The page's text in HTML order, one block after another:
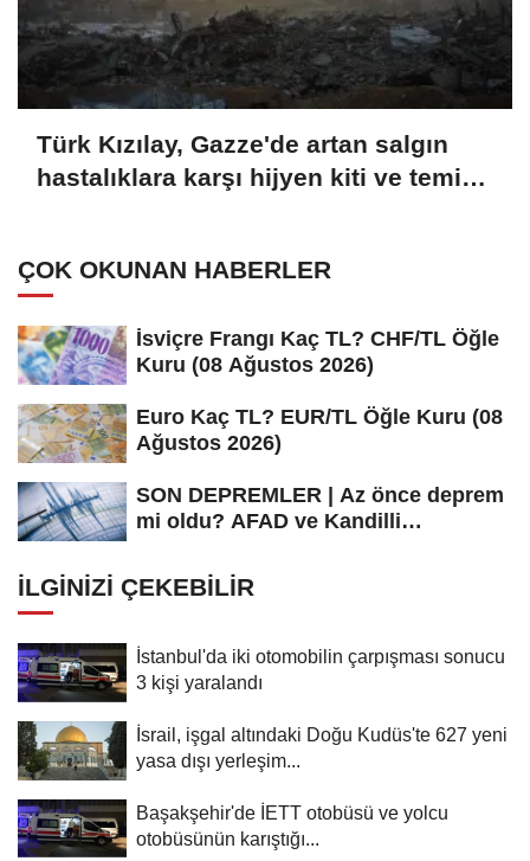
Türk Kızılay, Gazze'de artan salgın
hastalıklara karşı hijyen kiti ve temiz
ÇOK OKUNAN HABERLER
İsviçre Frangı Kaç TL? CHF/TL Öğle
Kuru (08 Ağustos 2026)
Euro Kaç TL? EUR/TL Öğle Kuru (08
Ağustos 2026)
SON DEPREMLER | Az önce deprem
mi oldu? AFAD ve Kandilli
İLGINIZI ÇEKEBILIR
İstanbul'da iki otomobilin çarpışması sonucu
3 kişi yaralandı
İsrail, işgal altındaki Doğu Kudüs'te 627 yeni
yasa dışı yerleşim...
Başakşehir'de İETT otobüsü ve yolcu
otobüsünün karıştığı...